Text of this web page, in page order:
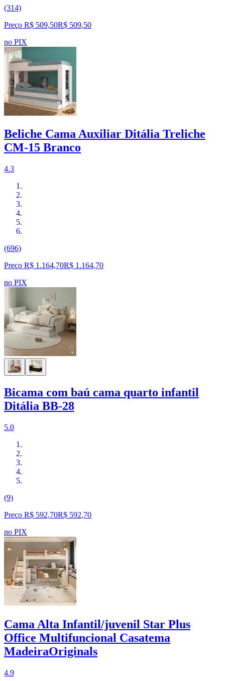
(314)
Preço R$ 509,50R$ 509,50
no PIX
Beliche Cama Auxiliar Ditália Treliche
CM-15 Branco
4.3
(696)
Preço R$ 1.164,70R$ 1.164,70
no PIX
Bicama com baú cama quarto infantil
Ditália BB-28
5.0
(9)
Preço R$ 592,70R$ 592,70
no PIX
Cama Alta Infantil/juvenil Star Plus
Office Multifuncional Casatema
MadeiraOriginals
4.9